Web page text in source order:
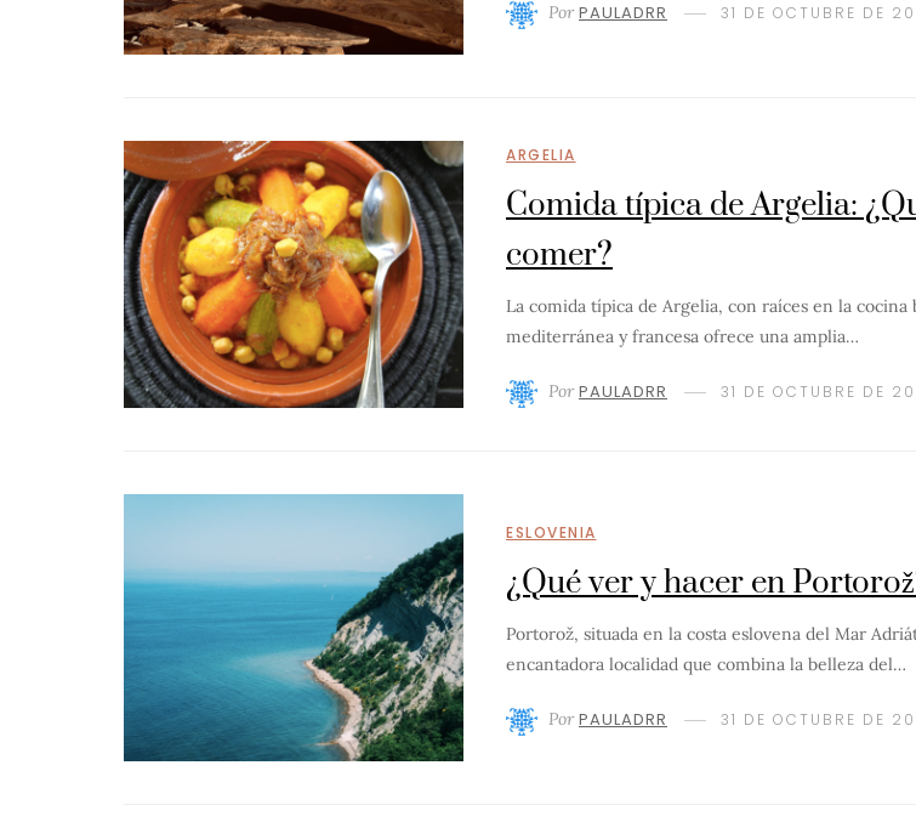
Por PAULADRR 31 DE OCTUBRE DE
ARGELIA
Comida típica de Argelia:
comer?
La comida típica de Argelia, con raíces en la cocina
mediterránea y francesa ofrece una amplia…
Por PAULADRR 31 DE OCTUBRE DE
ESLOVENIA
¿Qué ver y hacer en
Portorož, situada en la costa eslovena del Mar
encantadora localidad que combina la belleza del…
Por PAULADRR 31 DE OCTUBRE DE